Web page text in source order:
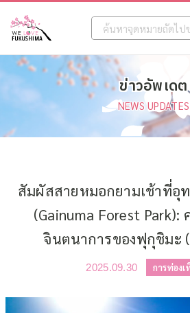
ข่าวอัพเดต
NEWS UPDATES
สัมผัสสายหมอกยามเช้าที่อุ
(Gainuma Forest Park):
จินตนาการของฟุกุชิมะ
2025.09.30 การท่องเ